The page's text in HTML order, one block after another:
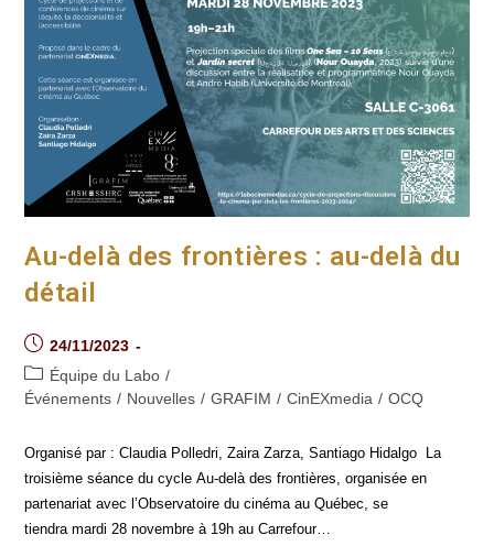
Au-delà des frontières : au-delà du
détail
Post
published:
24/11/2023
Post
category:
Équipe du Labo /
Événements / Nouvelles / GRAFIM / CinEXmedia / OCQ
Organisé par : Claudia Polledri, Zaira Zarza, Santiago Hidalgo La
troisième séance du cycle Au-delà des frontières, organisée en
partenariat avec l’Observatoire du cinéma au Québec, se
tiendra mardi 28 novembre à 19h au Carrefour…